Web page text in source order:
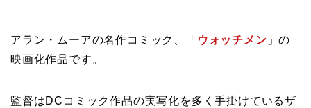
アラン・ムーアの名作コミック、「 ウォッチメン 」の
映画化作品です。
監督はDCコミック作品の実写化を多く手掛けているザ